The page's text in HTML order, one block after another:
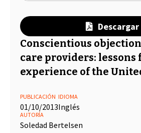
Descargar
Conscientious
care providers: lessons
experience of the
PUBLICACIÓN
01/10/2013
IDIOMA
Inglés
AUTORÍA
Soledad Bertelsen